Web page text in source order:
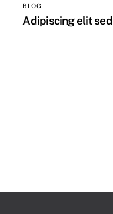
BLOG
Adipiscing elit sed